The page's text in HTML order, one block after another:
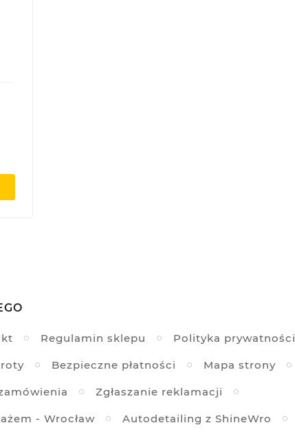
Regulamin sklepu Polityka prywatności
Bezpieczne płatności Mapa strony
Zgłaszanie reklamacji
- Wrocław Autodetailing z ShineWro